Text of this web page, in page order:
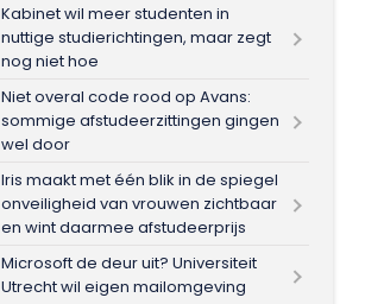
Kabinet wil meer studenten in
nuttige studierichtingen, maar zegt
nog niet hoe
Niet overal code rood op Avans:
sommige afstudeerzittingen gingen
wel door
Iris maakt met één blik in de spiegel
onveiligheid van vrouwen zichtbaar
en wint daarmee afstudeerprijs
Microsoft de deur uit? Universiteit
Utrecht wil eigen mailomgeving